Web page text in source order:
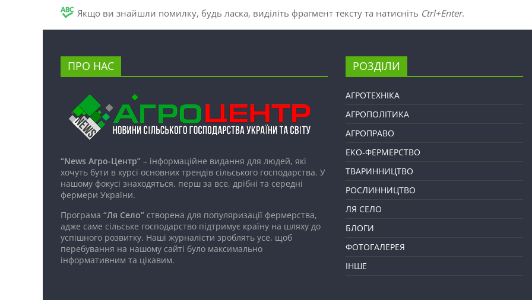
Якщо ви знайшли помилку, будь ласка, виділіть фрагмент тексту та натисніть Ctrl+Enter.
ПРО НАС
“News Агро-Центр” – інформаційне видання для людей, які
хочуть бути в курсі основних трендів сільського господарства. У
нашому фокусі знаходяться, перш за все, дрібні та середні
фермери України.
Програма “Ля Село” створена для популяризації фермерства,
адже саме сільське господарство підтримує країну на шляху до
успішного розвитку. Наші журналісти зроблять усе, щоб
перебування на нашому сайті було максимально
інформативним та цікавим.
РОЗДІЛИ
АГРОТЕХНІКА
АГРОПОЛІТИКА
АГРОПРАВО
ЕКО-ФЕРМЕРСТВО
ТВАРИННИЦТВО
РОСЛИННИЦТВО
ЛЯ СЕЛО
БЛОГИ
ФОТОГАЛЕРЕЯ
ІНШЕ